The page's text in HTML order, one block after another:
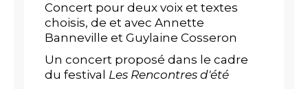
Concert pour deux voix et textes
choisis, de et avec Annette
Banneville et Guylaine Cosseron
Un concert proposé dans le cadre
du festival Les Rencontres d'été